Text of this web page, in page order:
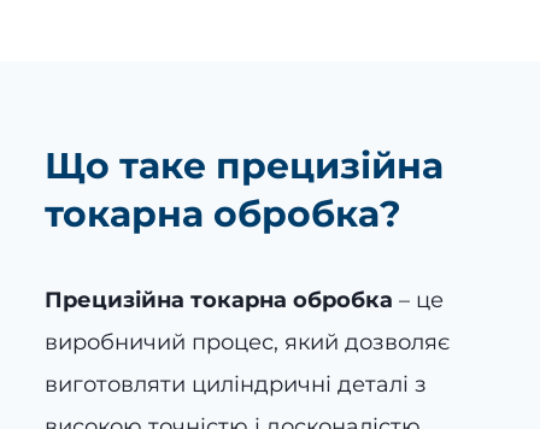
Що таке прецизійна
токарна обробка?
Прецизійна токарна обробка – це
виробничий процес, який дозволяє
виготовляти циліндричні деталі з